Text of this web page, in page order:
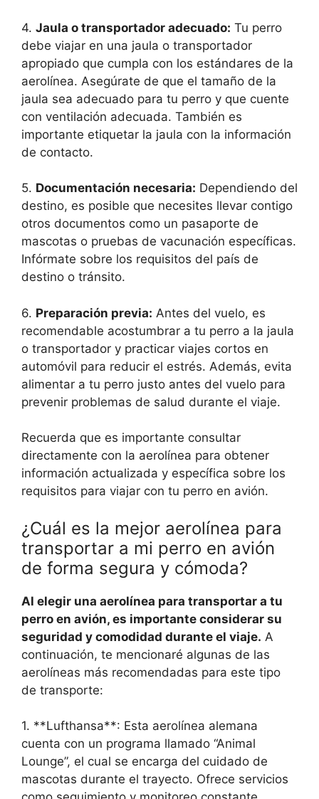
4. Jaula o transportador adecuado: Tu perro
debe viajar en una jaula o transportador
apropiado que cumpla con los estándares de la
aerolínea. Asegúrate de que el tamaño de la
jaula sea adecuado para tu perro y que cuente
con ventilación adecuada. También es
importante etiquetar la jaula con la información
de contacto.
5. Documentación necesaria: Dependiendo del
destino, es posible que necesites llevar contigo
otros documentos como un pasaporte de
mascotas o pruebas de vacunación específicas.
Infórmate sobre los requisitos del país de
destino o tránsito.
6. Preparación previa: Antes del vuelo, es
recomendable acostumbrar a tu perro a la jaula
o transportador y practicar viajes cortos en
automóvil para reducir el estrés. Además, evita
alimentar a tu perro justo antes del vuelo para
prevenir problemas de salud durante el viaje.
Recuerda que es importante consultar
directamente con la aerolínea para obtener
información actualizada y específica sobre los
requisitos para viajar con tu perro en avión.
¿Cuál es la mejor aerolínea para
transportar a mi perro en avión
de forma segura y cómoda?
Al elegir una aerolínea para transportar a tu
perro en avión, es importante considerar su
seguridad y comodidad durante el viaje. A
continuación, te mencionaré algunas de las
aerolíneas más recomendadas para este tipo
de transporte:
1. **Lufthansa**: Esta aerolínea alemana
cuenta con un programa llamado “Animal
Lounge”, el cual se encarga del cuidado de
mascotas durante el trayecto. Ofrece servicios